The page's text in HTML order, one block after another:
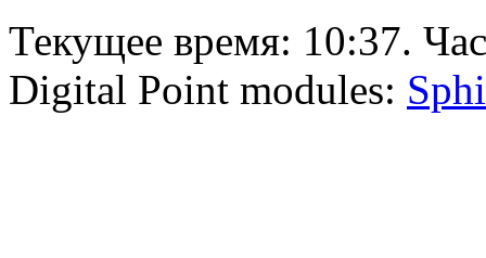
Текущее время: 10:37.
Digital Point modules: